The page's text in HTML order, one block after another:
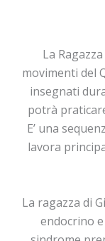
La
movimenti del
insegnati
potrà
E’ una
lavora
La ragazza di
endocrino